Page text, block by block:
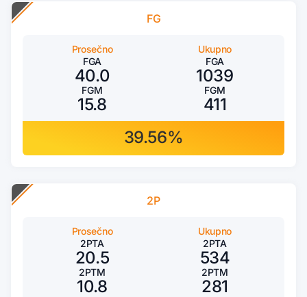
FG
Prosečno
FGA
40.0
FGM
15.8
Ukupno
FGA
1039
FGM
411
39.56%
2P
Prosečno
2PTA
20.5
2PTM
10.8
Ukupno
2PTA
534
2PTM
281